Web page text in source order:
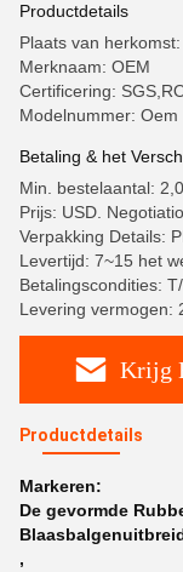
Productdetails
Plaats van
Merknaam: OEM
Certificering:
Modelnummer: Oem
Betaling & het
Min. bestelaantal:
Prijs: USD.
Verpakking Details:
Levertijd: 7~15 het
Betalingscondities:
Levering vermogen:
Krijg
Productdetails
Markeren:
De gevormde
,